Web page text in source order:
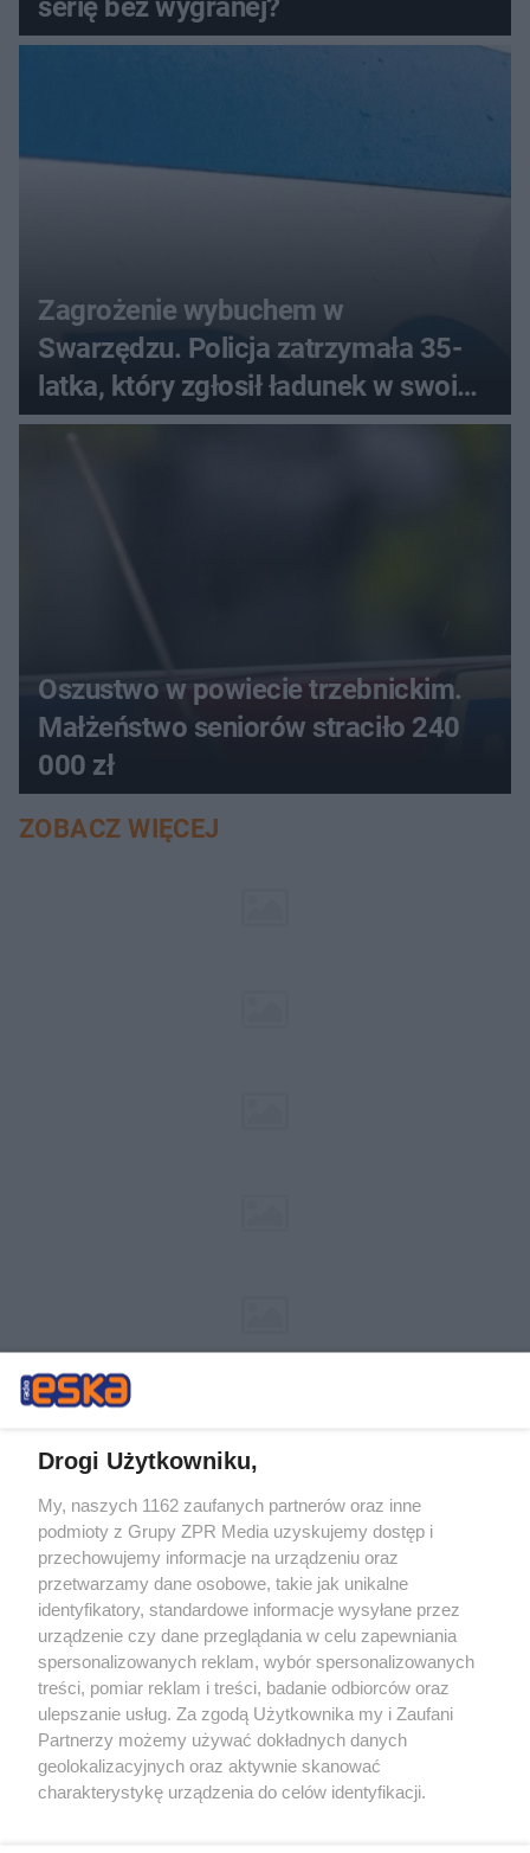
Zagrożenie wybuchem w
Swarzędzu. Policja zatrzymała 35-
latka, który zgłosił ładunek w swoim
aucie
Oszustwo w powiecie trzebnickim.
Małżeństwo seniorów straciło 240
000 zł
ZOBACZ WIĘCEJ
Żaden utwór zamieszczony w serwisie nie może być powielany i
rozpowszechniany lub dalej rozpowszechniany w jakikolwiek sposób (w
tym także elektroniczny lub mechaniczny) na jakimkolwiek polu
eksploatacji w jakiejkolwiek formie, włącznie z umieszczaniem w
Internecie bez pisemnej zgody właściciela praw. Jakiekolwiek użycie lub
wykorzystanie utworów w całości lub w części z naruszeniem prawa,
tzn. bez właściwej zgody, jest zabronione pod groźbą kary i może być
ścigane prawnie.
Drogi Użytkowniku,
My, naszych 1162 zaufanych partnerów oraz inne
podmioty z Grupy ZPR Media uzyskujemy dostęp i
przechowujemy informacje na urządzeniu oraz
przetwarzamy dane osobowe, takie jak unikalne
identyfikatory, standardowe informacje wysyłane przez
urządzenie czy dane przeglądania w celu zapewniania
spersonalizowanych reklam, wybór spersonalizowanych
treści, pomiar reklam i treści, badanie odbiorców oraz
ulepszanie usług. Za zgodą Użytkownika my i Zaufani
Partnerzy możemy używać dokładnych danych
geolokalizacyjnych oraz aktywnie skanować
charakterystykę urządzenia do celów identyfikacji.